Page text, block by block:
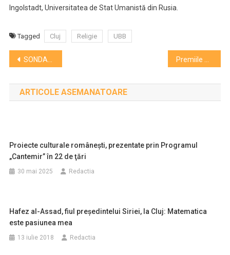
Ingolstadt, Universitatea de Stat Umanistă din Rusia.
Tagged Cluj Religie UBB
Navigare
în
articole
SONDAJ: Cărțile anului Premiile naționale pentru literatură „Nepotu’ lui Thoreau”
ARTICOLE ASEMANATOARE
Proiecte culturale româneşti, prezentate prin Programul
„Cantemir” în 22 de ţări
30 mai 2025 Redactia
Hafez al-Assad, fiul preşedintelui Siriei, la Cluj: Matematica
este pasiunea mea
13 iulie 2018 Redactia